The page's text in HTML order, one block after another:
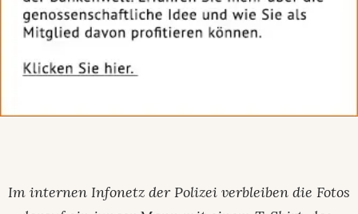
Im internen Infonetz der Polizei verbleiben die Fotos